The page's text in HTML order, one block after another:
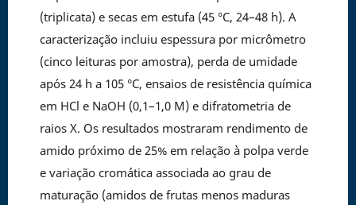
(triplicata) e secas em estufa (45 °C, 24–48 h). A
caracterização incluiu espessura por micrômetro
(cinco leituras por amostra), perda de umidade
após 24 h a 105 °C, ensaios de resistência química
em HCl e NaOH (0,1–1,0 M) e difratometria de
raios X. Os resultados mostraram rendimento de
amido próximo de 25% em relação à polpa verde
e variação cromática associada ao grau de
maturação (amidos de frutas menos maduras